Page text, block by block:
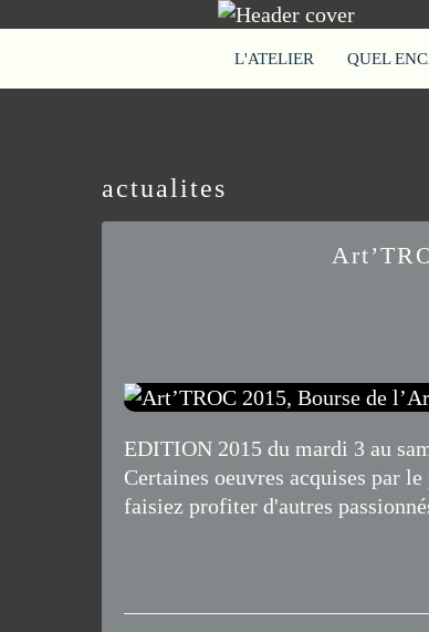
L'ATELIER QUEL
actualites
EDITION 2015 du mardi 3 au
Certaines oeuvres acquises par
faisiez profiter d'autres